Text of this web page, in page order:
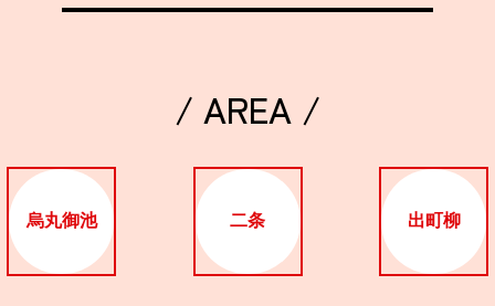
/ AREA /
烏丸御池 二条 出町柳